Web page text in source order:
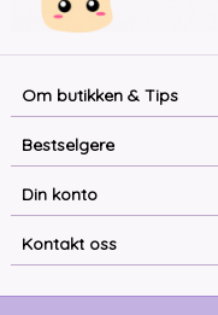
Om butikken & Tips
Bestselgere
Din konto
Kontakt oss